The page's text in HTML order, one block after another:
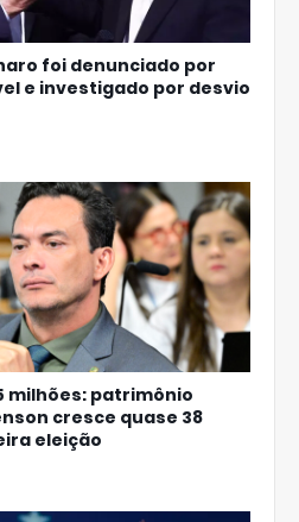
foi denunciado por
e investigado por desvio
milhões: patrimônio
cresce quase 38
eleição